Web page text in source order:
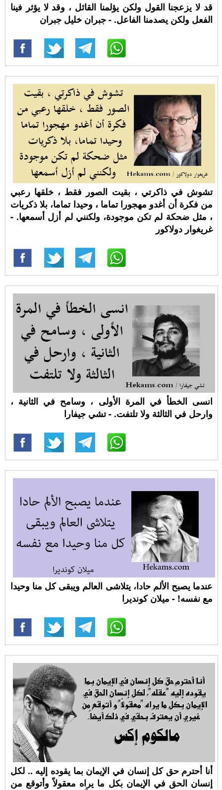
قد لا يزعجنا القول ولكن يؤلمنا القائل ، وقد لا يؤثر فينا
الفعل ولكن يصدمنا الفاعل. - جبران خليل جبران
تشوش في ذاكرتي ، بقيت الصور فقط ، خلقها رعبي
من فكرة أن أغدو مهجورا تماما ، وحيدا تماما، بلا ذكريات
، مثل ضحكة لم تكن موجودة، ولكنني لم أزل أسمعها. -
غريغوار دولاكور
انسى الخطأ في المرة الأولى ، وسامح في الثانية ،
وارحل في الثالثة ولا تلتفت. - تشي جيفارا
عندما يصبح الألم حادا، يتلاشى العالم ويبقى كل منا وحيدا
مع نفسه! - ميلان كونديرا
أنا أحترم حق كل إنسان في الإيمان بما يقوده إليه .. لكل
إنسان الحق في الإيمان بكل ما يراه معقولاً وأتوقع من